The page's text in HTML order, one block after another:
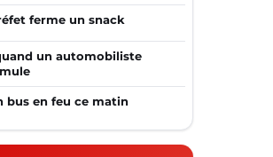
ferme un snack
un automobiliste
bus en feu ce matin